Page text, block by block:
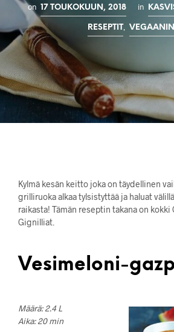
on 17 TOUKOKUUN, 2018 in
RESEPTIT,
Kylmä kesän keitto joka on täydellinen
grilliruoka alkaa tylsistyttää ja haluat
raikasta! Tämän reseptin takana on kokki
Gignilliat.
Vesimeloni-
Määrä: 2.4 L
Aika: 20 min